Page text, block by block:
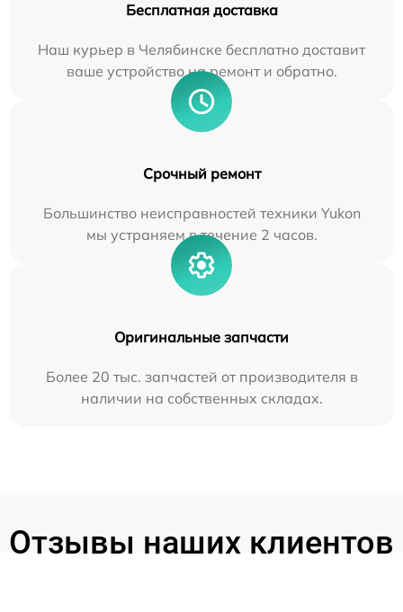
Бесплатная доставка
Наш курьер в Челябинске бесплатно доставит
ваше устройство на ремонт и обратно.
Срочный ремонт
Большинство неисправностей техники Yukon
мы устраняем в течение 2 часов.
Оригинальные запчасти
Более 20 тыс. запчастей от производителя в
наличии на собственных складах.
Отзывы наших клиентов